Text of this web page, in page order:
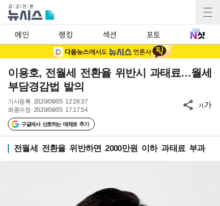
메인 랭킹 섹션 포토
이용호, 전월세 전환율 위반시 과태료…월세
부담경감법 발의
기사등록 2020/08/05 12:26:37
최종수정 2020/08/05 17:17:54
구글에서 선호하는 매체로 추가
가가
전월세 전환율 위반하면 2000만원 이하 과태료 부과